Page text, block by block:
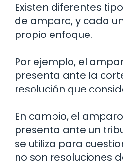
Existen diferentes
de amparo, y cada
propio enfoque.
Por ejemplo, el
presenta ante la
resolución que
En cambio, el
presenta ante un
se utiliza para
no son resoluciones